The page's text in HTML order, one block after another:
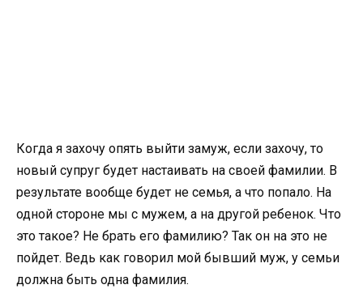
Когда я захочу опять выйти замуж, если захочу, то
новый супруг будет настаивать на своей фамилии. В
результате вообще будет не семья, а что попало. На
одной стороне мы с мужем, а на другой ребенок. Что
это такое? Не брать его фамилию? Так он на это не
пойдет. Ведь как говорил мой бывший муж, у семьи
должна быть одна фамилия.